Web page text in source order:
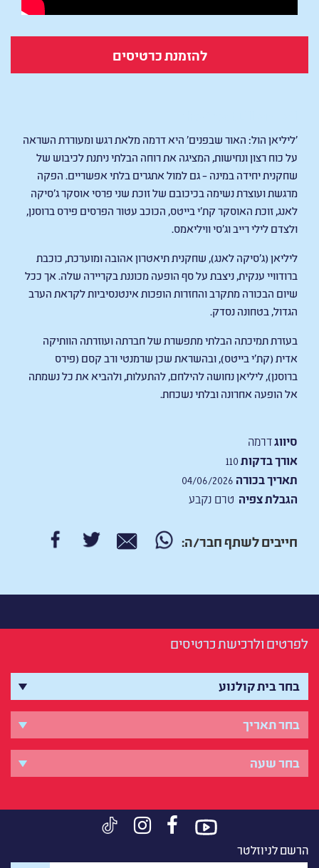
להזמנת כרטיסים
׳ליליאן הול: האור שבפנים׳ היא דרמה מלאת רגש ומעוררת השראה
על כוח רצון ונחישות, המציגה את רוחה הבלתי ניתנת לכיבוש של
שחקנית יחידה במינה – גם למול אתגרים בלתי אפשריים. הפקה
מרגשת ועוצרת נשימה בכיכובם של זוכת שני פרסי אוסקר ג'סיקה
לאנג, זוכת האוסקר קת’י בייטס, הכוכב עטור הפרסים פירס ברוסנן,
ולצדם לילי רייב וג'סי וויליאמס.
ליליאן (ג'סיקה לאנג), שחקנית תיאטרון אהובה ומוערכת, כוכבת
ברודוויי ענקית, ניצבת על סף הופעה מכוננת בקריירה שלה. אך ככל
שיום הבכורה מתקרב והחזרות הופכות אינטנסיביות לקראת הערב
הגדול, בטחונה נסדק.
בעזרת תמיכתה הבלתי מתפשרת של חברתה ועוזרתה הוותיקה
אדית (קת’י בייטס), ובהשראת שכן שרמנטי ורב קסם (פירס
ברוסנן), ליליאן נחושה להילחם, להתעלות, ולהביא את כל נשמתה
אל הופעה אחרונה ובלתי נשכחת.
סיווגדרמה
אורך בדקות
תאריך בכורה
הגבלת צפיה טרם נקבע
חייבים לשתף חבר/ה:
לפרטים ולרכישת כרטיסים
הרשם לניוזלטר